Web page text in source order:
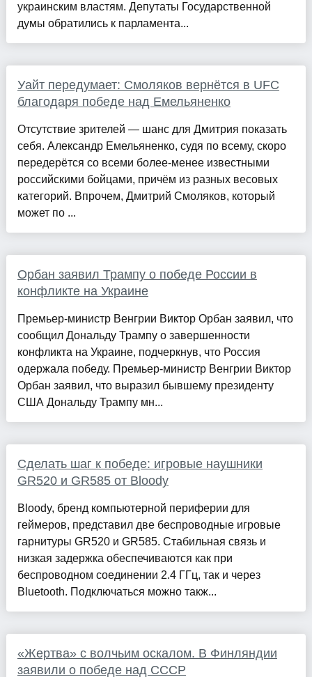
украинским властям. Депутаты Государственной
думы обратились к парламента...
Уайт передумает: Смоляков вернётся в UFC
благодаря победе над Емельяненко
Отсутствие зрителей — шанс для Дмитрия показать
себя. Александр Емельяненко, судя по всему, скоро
передерётся со всеми более-менее известными
российскими бойцами, причём из разных весовых
категорий. Впрочем, Дмитрий Смоляков, который
может по ...
Орбан заявил Трампу о победе России в
конфликте на Украине
Премьер-министр Венгрии Виктор Орбан заявил, что
сообщил Дональду Трампу о завершенности
конфликта на Украине, подчеркнув, что Россия
одержала победу. Премьер-министр Венгрии Виктор
Орбан заявил, что выразил бывшему президенту
США Дональду Трампу мн...
Сделать шаг к победе: игровые наушники
GR520 и GR585 от Bloody
Bloody, бренд компьютерной периферии для
геймеров, представил две беспроводные игровые
гарнитуры GR520 и GR585. Стабильная связь и
низкая задержка обеспечиваются как при
беспроводном соединении 2.4 ГГц, так и через
Bluetooth. Подключаться можно такж...
«Жертва» с волчьим оскалом. В Финляндии
заявили о победе над СССР